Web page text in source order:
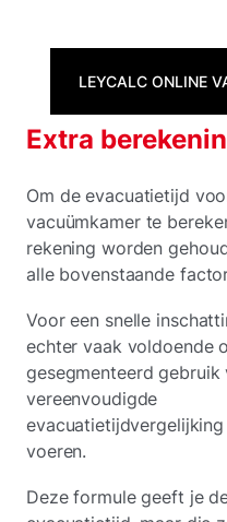
LEYCALC ONLINE
Extra
Om de evacuatietijd
vacuümkamer te
rekening worden
alle bovenstaande
Voor een snelle
echter vaak voldoende
gesegmenteerd gebruik
vereenvoudigde
voeren.
Deze formule geeft je